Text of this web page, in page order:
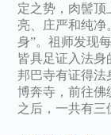
定之势，肉髻顶
亮、庄严和纯净
身”。祖师发现
皆具足证入法身
邦巴寺有证得法
博奔寺，前往佛
之后，一共有三